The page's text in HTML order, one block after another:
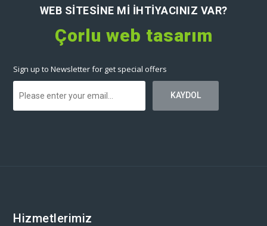
WEB SITESINE MI IHTIYACINIZ VAR?
Çorlu web tasarım
Sign up to Newsletter for get special offers
Hizmetlerimiz